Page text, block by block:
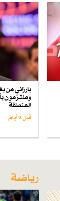
بارزاني من
وملتزمون
المنطقة
قبل 2 أيام
رياضة